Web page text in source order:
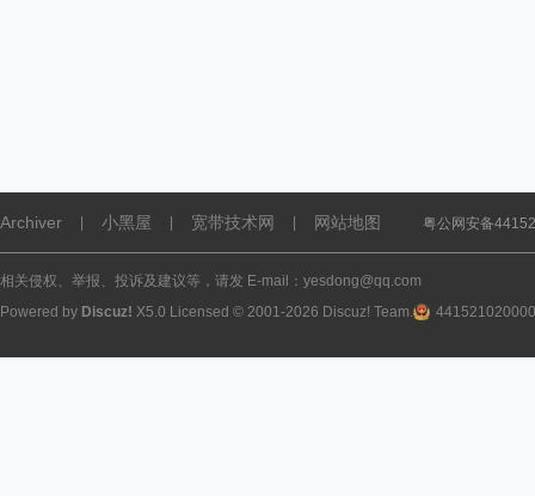
Archiver 小黑屋 宽带技术网 网站地图 粤公网安备
相关侵权、举报、投诉及建议等，请发 E-mail：yesdong@qq.com
Powered by Discuz! X5.0 Licensed © 2001-2026 Discuz! Team.